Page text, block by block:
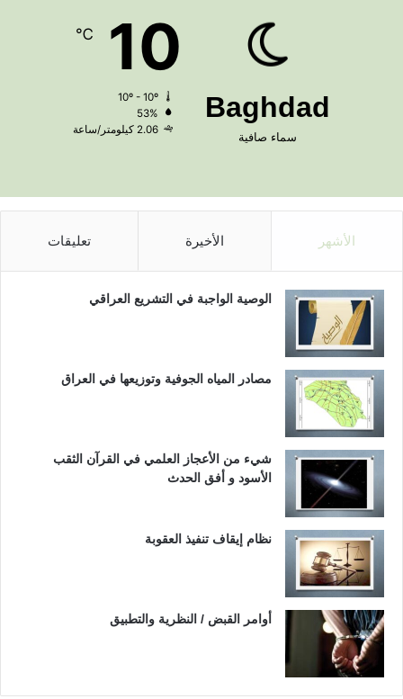
Baghdad
سماء صافية
10
℃
53%
2.06 كيلومتر/ساعة
الأشهر الأخيرة تعليقات
الوصية الواجبة في التشريع العراقي
مصادر المياه الجوفية وتوزيعها في العراق
شيء من الأعجاز العلمي في القرآن الثقب
الأسود و أفق الحدث
نظام إيقاف تنفيذ العقوبة
أوامر القبض / النظرية والتطبيق